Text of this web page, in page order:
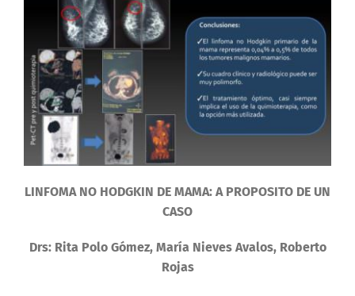
LINFOMA NO HODGKIN DE MAMA: A PROPOSITO DE UN
CASO
Drs: Rita Polo Gómez, María Nieves Avalos, Roberto
Rojas